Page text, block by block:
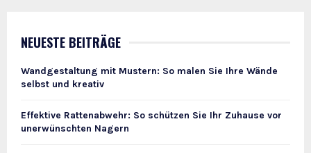
NEUESTE BEITRÄGE
Wandgestaltung mit Mustern: So malen Sie Ihre Wände
selbst und kreativ
Effektive Rattenabwehr: So schützen Sie Ihr Zuhause vor
unerwünschten Nagern